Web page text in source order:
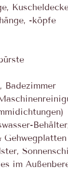
-köpfe
Badezimmer
Gehwegplatten
im